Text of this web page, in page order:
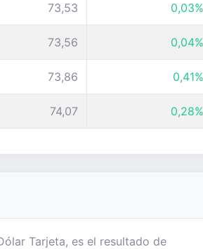
73,53 0,03%
73,56 0,04%
73,86 0,41%
74,07 0,28%
Tarjeta, es el resultado de